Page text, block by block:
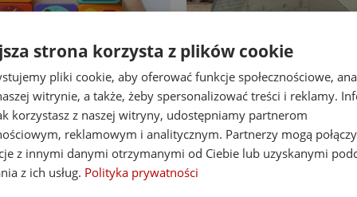
-14%
Brain Toys tablica
PlayTab
138,00 zł
Little Dutch namiot
up z powłoką UV40 Fresh
strona korzysta z plików cookie
pliki cookie, aby oferować funkcje społecznościowe,
witrynie, a także, żeby spersonalizować treści i reklamy.
korzystasz z naszej witryny, udostępniamy partnerom
reklamowym i analitycznym. Partnerzy mogą
z innymi danymi otrzymanymi od Ciebie lub uzyskanymi
z ich usług. Polityka prywatności